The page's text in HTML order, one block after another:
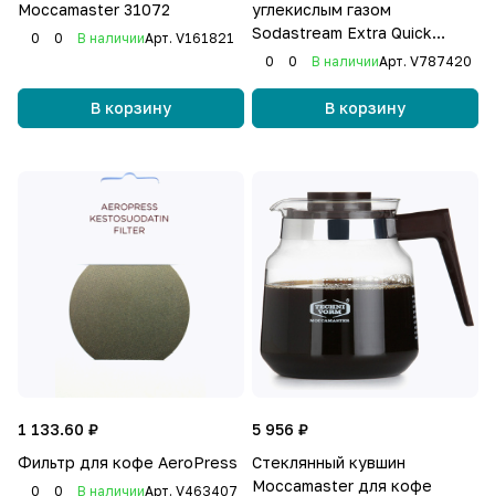
Moccamaster 31072
0 0 В наличииАрт. V161821
В корзину
углекислым газом
Sodastream Extra Quick
Connect, 425 г
0 0 В наличииАрт. V787420
В корзину
1 133.60 ₽
Фильтр для кофе AeroPress
0 0 В наличииАрт. V463407
5 956 ₽
Стеклянный кувшин
Moccamaster для кофе